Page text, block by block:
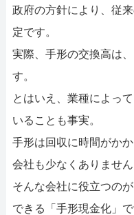
お問合せ
052-414-4107
お
ファクタリン
ファクタリング
政府の方針により、従
定です。
実際、手形の交換高は
す。
とはいえ、業種によっ
いることも事実。
手形は回収に時間がか
会社も少なくありません
そんな会社に役立つの
できる「手形現金化」で